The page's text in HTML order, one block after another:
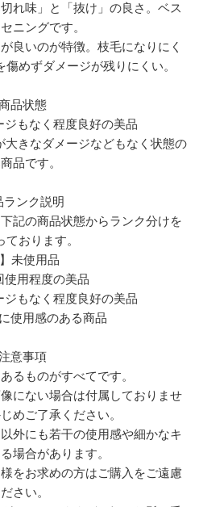
れ味」と「抜け」の良さ。ベス
ニングです。
良いのが特徴。枝毛になりにく
めずダメージが残りにくい。
品状態
ジもなく程度良好の美品
大きなダメージなどもなく状態の
品です。
ランク説明
記の商品状態からランク分けを
ております。
】未使用品
使用程度の美品
ジもなく程度良好の美品
使用感のある商品
意事項
るものがすべてです。
にない場合は付属しておりませ
めご了承ください。
外にも若干の使用感や細かなキ
場合があります。
をお求めの方はご購入をご遠慮
さい。